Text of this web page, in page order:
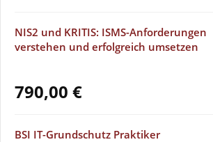
NIS2 und KRITIS: ISMS-Anforderungen
verstehen und erfolgreich umsetzen
790,00 €
BSI IT-Grundschutz Praktiker